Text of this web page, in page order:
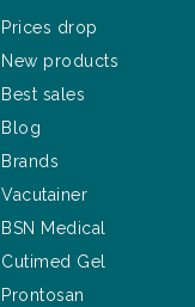
Prices drop
New products
Best sales
Blog
Brands
Vacutainer
BSN Medical
Cutimed Gel
Prontosan